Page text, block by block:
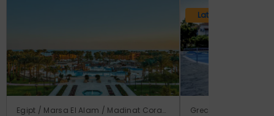
Egipt / Marsa El Alam / Madinat Coraya
Lato 2026
Grecja / Samos /